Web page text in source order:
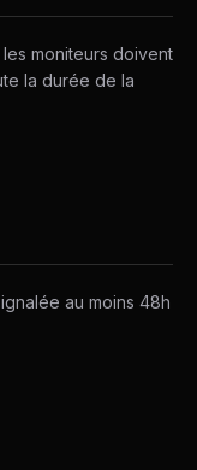
moniteurs doivent
la durée de la
au moins 48h